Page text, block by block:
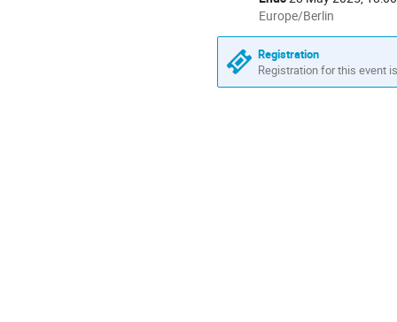
All
times
are
in
Europe/Berlin
Europe/Berlin
Registration
Registration for this event